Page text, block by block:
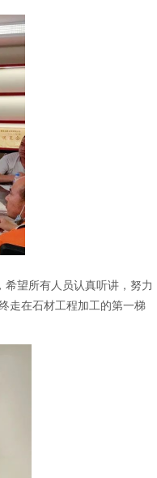
望所有人员认真听讲，努力
走在石材工程加工的第一梯